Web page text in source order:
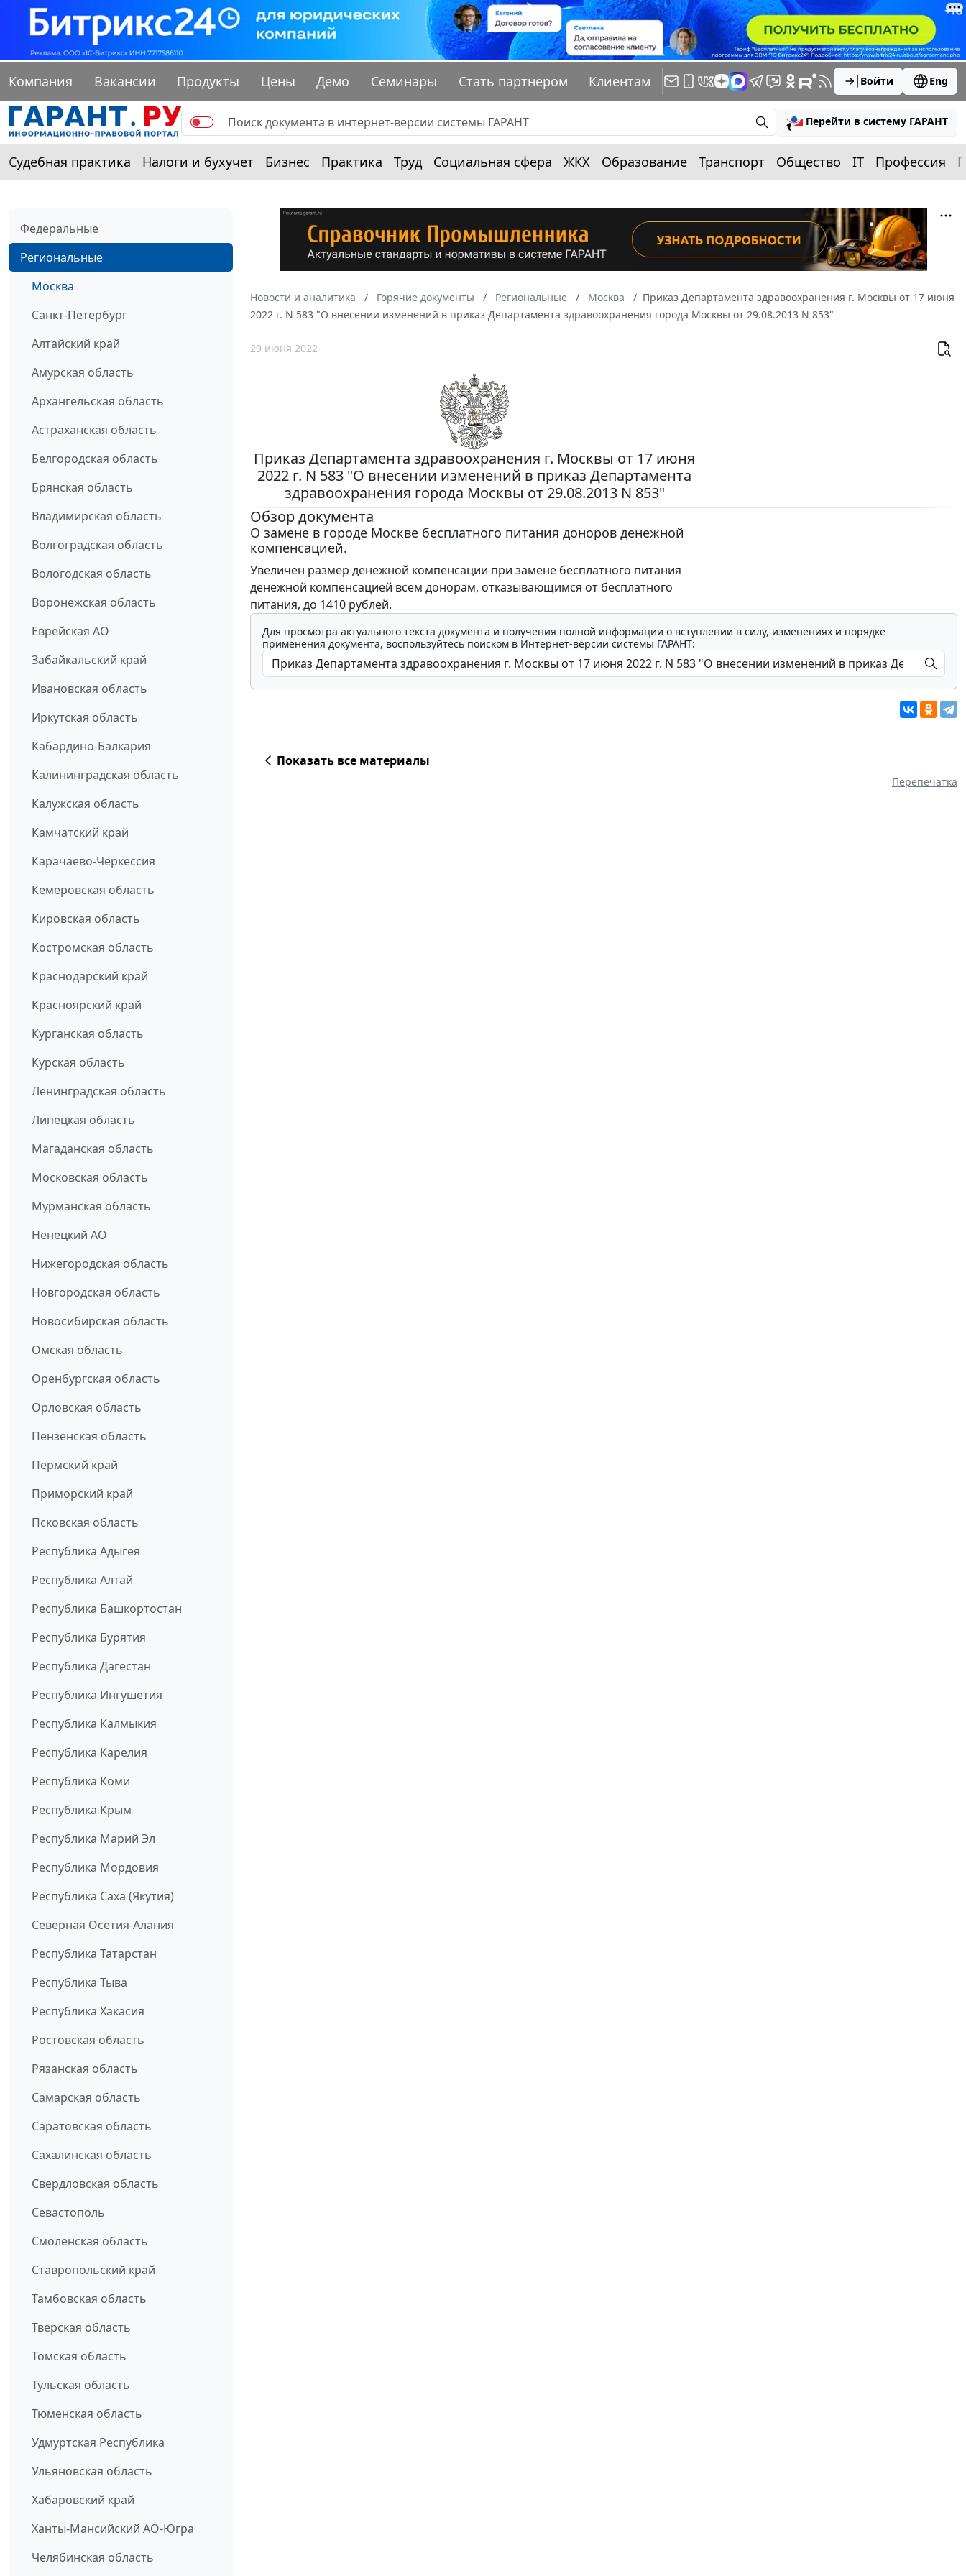
Компания Вакансии Продукты Цены Демо Семинары Стать партнером Клиентам Войти Eng
Перейти в систему ГАРАНТ
Судебная практика Налоги и бухучет Бизнес Практика Труд Социальная сфера ЖКХ Образование Транспорт Общество IT Профессия
Федеральные
Региональные
Москва
Санкт-Петербург
Алтайский край
Амурская область
Архангельская область
Астраханская область
Белгородская область
Брянская область
Владимирская область
Волгоградская область
Вологодская область
Воронежская область
Еврейская АО
Забайкальский край
Ивановская область
Иркутская область
Кабардино-Балкария
Калининградская область
Калужская область
Камчатский край
Карачаево-Черкессия
Кемеровская область
Кировская область
Костромская область
Краснодарский край
Красноярский край
Курганская область
Курская область
Ленинградская область
Липецкая область
Магаданская область
Московская область
Мурманская область
Ненецкий АО
Нижегородская область
Новгородская область
Новосибирская область
Омская область
Оренбургская область
Орловская область
Пензенская область
Пермский край
Приморский край
Псковская область
Республика Адыгея
Республика Алтай
Республика Башкортостан
Республика Бурятия
Республика Дагестан
Республика Ингушетия
Республика Калмыкия
Республика Карелия
Республика Коми
Республика Крым
Республика Марий Эл
Республика Мордовия
Республика Саха (Якутия)
Северная Осетия-Алания
Республика Татарстан
Республика Тыва
Республика Хакасия
Ростовская область
Рязанская область
Самарская область
Саратовская область
Сахалинская область
Свердловская область
Севастополь
Смоленская область
Ставропольский край
Тамбовская область
Тверская область
Томская область
Тульская область
Тюменская область
Удмуртская Республика
Ульяновская область
Хабаровский край
Ханты-Мансийский АО-Югра
Челябинская область
Новости и аналитика Горячие документы Региональные Москва
Приказ Департамента здравоохранения г. Москвы от 17 июня
2022 г. N 583 "О внесении изменений в приказ Департамента здравоохранения города Москвы от 29.08.2013 N 853"
29 июня 2022
Приказ Департамента здравоохранения г. Москвы от 17 июня
2022 г. N 583 "О внесении изменений в приказ Департамента
здравоохранения города Москвы от 29.08.2013 N 853"
Обзор документа
О замене в городе Москве бесплатного питания доноров денежной
компенсацией.
Увеличен размер денежной компенсации при замене бесплатного питания
денежной компенсацией всем донорам, отказывающимся от бесплатного
питания, до 1410 рублей.
Для просмотра актуального текста документа и получения полной информации о вступлении в силу, изменениях и порядке
применения документа, воспользуйтесь поиском в Интернет-версии системы ГАРАНТ:
Показать все материалы
Перепечатка